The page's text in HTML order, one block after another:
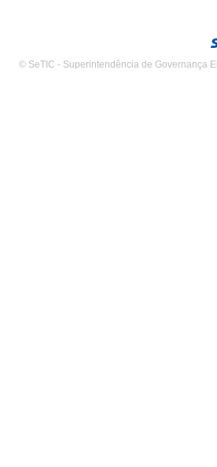
© SeTIC - Superintendência de Governança